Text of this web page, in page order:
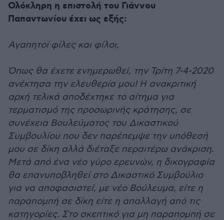
Ολόκληρη η επιστολή του Γιάννου
Παπαντωνίου έχει ως εξής:
Αγαπητοί φίλες και φίλοι,
Όπως θα έχετε ενημερωθεί, την Τρίτη 7-4-2020
ανέκτησα την ελευθερία μου! Η ανακριτική
αρχή τελικά αποδέχτηκε το αίτημα για
τερματισμό της προσωρινής κράτησης, σε
συνέχεια Βουλεύματος του Δικαστικού
Συμβουλίου που δεν παρέπεμψε την υπόθεσή
μου σε δίκη αλλά διέταξε περαιτέρω ανάκριση.
Μετά από ένα νέο γύρο ερευνών, η δικογραφία
θα επανυποβληθεί στο Δικαστικό Συμβούλιο
για να αποφασιστεί, με νέο Βούλευμα, είτε η
παραπομπή σε δίκη είτε η απαλλαγή από τις
κατηγορίες. Στο σκεπτικό για μη παραπομπή σε